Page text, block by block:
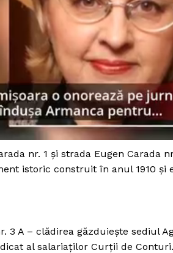
nr. 1 și strada Eugen Carada
istoric construit în anul 1910 și
A – clădirea găzduiește sediul
al salariaților Curții de